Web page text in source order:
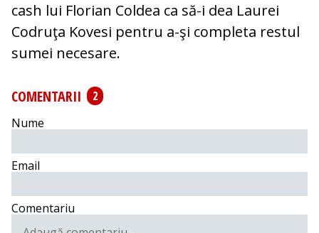
cash lui Florian Coldea ca să-i dea Laurei
Codruţa Kovesi pentru a-şi completa restul
sumei necesare.
COMENTARII
2
Nume
Email
Comentariu